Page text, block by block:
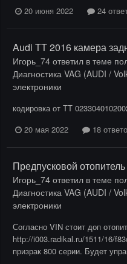
20 июня 2022
24
Audi TT 2016 камера
Игорь_74 ответил в теме
Диагностика VAG (AUDI /
электроники
кодировка от ТТ
20 мая 2022
18
Предпусковой
Игорь_74 ответил в теме
Диагностика VAG (AUDI /
электроники
Согласно VIN стоит доп
http://i003.radikal.ru/1511/16/
призрак 800 серии. Будет